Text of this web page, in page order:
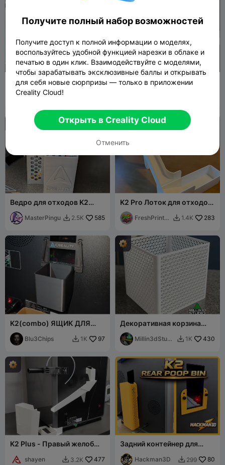
Компактное ведро для
отходов | корзина |
(Sparkx i7)
Mazhin

Мини Creality K2 Plus, K2/
Уловитель филамента
Ведро для отходов K2
(стандарт)
MasterPingu  2.5K 585
K2 Pro Лоток для отходов
– Ремикс с магнитами на
прессовой посадке
FreshPrintsB
 1.4K 283
K2(combo) ЯЩИК ДЛЯ
ОТХОДОВ
Blu3Chips  1K 97
Декоративная корзина
Creality Mega Poop для K2
plus pro K1
Millin3dStudi
 1K 430
K2 Plus - Правый желоб
контейнером
shayen  3.2K 477
Задний контейнер для
отходов K2 — Компактная
магнитная система
Hackman3D  299 80
Получите полный набор возможностей
Получите доступ к полной информации о моделях,
воспользуйтесь удобной функцией нарезки в облаке и
печатью в один клик. Взаимодействуйте с моделями,
чтобы зарабатывать эксклюзивные баллы и открывать
для себя новые сюрпризы — только в приложении
Creality Cloud!
Открыть в Creality Cloud
Отменить